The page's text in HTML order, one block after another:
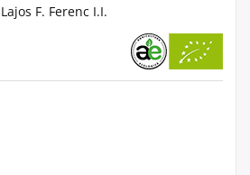
Lajos F. Ferenc I.I.